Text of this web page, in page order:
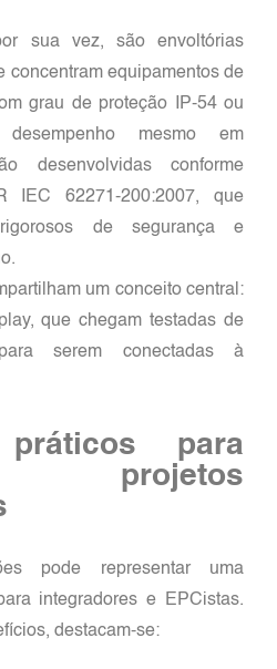
sua vez, são envoltórias
concentram equipamentos de
grau de proteção IP-54 ou
desempenho mesmo em
desenvolvidas conforme
IEC 62271-200:2007, que
de segurança e
um conceito central:
que chegam testadas de
serem conectadas à
práticos para
projetos
pode representar uma
integradores e EPCistas.
destacam-se: